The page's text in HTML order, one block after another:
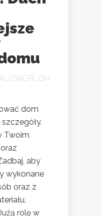
ON
dom
Twoim
aby
wykonane
oraz z
rolę w